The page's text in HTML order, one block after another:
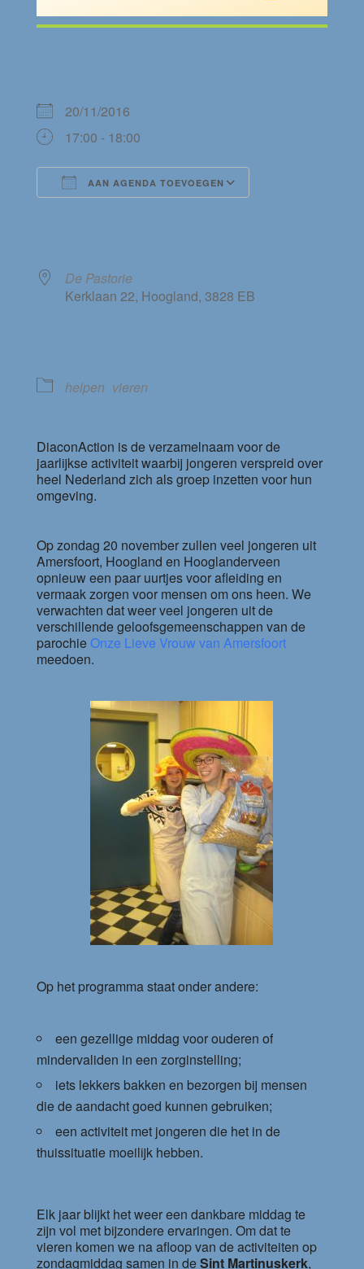
20/11/2016
17:00 - 18:00
AAN AGENDA TOEVOEGEN
De Pastorie
Kerklaan 22, Hoogland, 3828 EB
helpen vieren
DiaconAction is de verzamelnaam voor de
jaarlijkse activiteit waarbij jongeren verspreid over
heel Nederland zich als groep inzetten voor hun
omgeving.
Op zondag 20 november zullen veel jongeren uit
Amersfoort, Hoogland en Hooglanderveen
opnieuw een paar uurtjes voor afleiding en
vermaak zorgen voor mensen om ons heen. We
verwachten dat weer veel jongeren uit de
verschillende geloofsgemeenschappen van de
parochie Onze Lieve Vrouw van Amersfoort
meedoen.
Op het programma staat onder andere:
een gezellige middag voor ouderen of
mindervaliden in een zorginstelling;
iets lekkers bakken en bezorgen bij mensen
die de aandacht goed kunnen gebruiken;
een activiteit met jongeren die het in de
thuissituatie moeilijk hebben.
Elk jaar blijkt het weer een dankbare middag te
zijn vol met bijzondere ervaringen. Om dat te
vieren komen we na afloop van de activiteiten op
zondagmiddag samen in deSint Martinuskerk,